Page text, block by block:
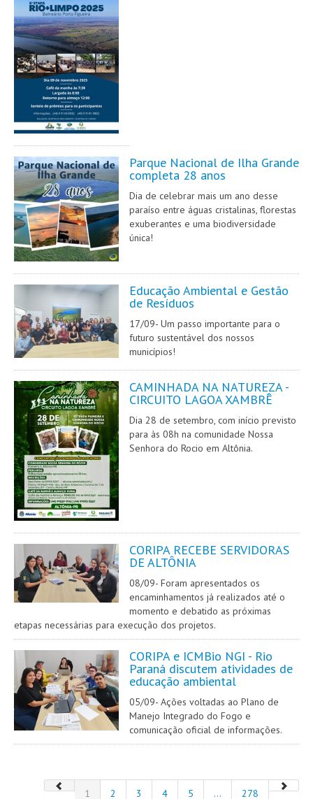
Parque Nacional de Ilha Grande
completa 28 anos
Dia de celebrar mais um ano desse
paraíso entre águas cristalinas, florestas
exuberantes e uma biodiversidade
única!
Educação Ambiental e Gestão
de Resíduos
17/09- Um passo importante para o
futuro sustentável dos nossos
municípios!
CAMINHADA NA NATUREZA -
CIRCUITO LAGOA XAMBRÊ
Dia 28 de setembro, com início previsto
para às 08h na comunidade Nossa
Senhora do Rocio em Altônia.
CORIPA RECEBE SERVIDORAS
DE ALTÔNIA
08/09- Foram apresentados os
encaminhamentos já realizados até o
momento e debatido as próximas
etapas necessárias para execução dos projetos.
CORIPA e ICMBio NGI - Rio
Paraná discutem atividades de
educação ambiental
05/09- Ações voltadas ao Plano de
Manejo Integrado do Fogo e
comunicação oficial de informações.
1 2 3 4 5 ... 278